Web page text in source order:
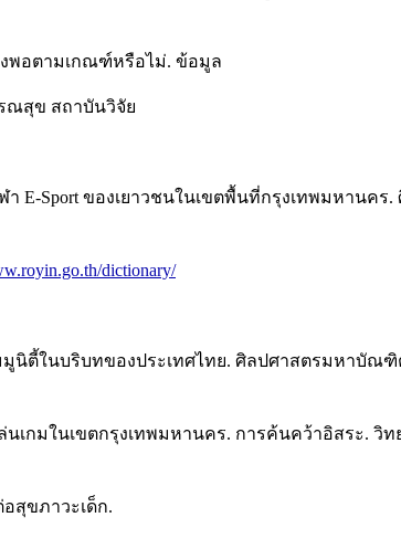
งพอตามเกณฑ์หรือไม่. ข้อมูล
ณสุข สถาบันวิจัย
า E-Sport ของเยาวชนในเขตพื้นที่กรุงเทพมหา
dictionary/
ตี้ในบริบทของประเทศไทย. ศิลปศาสตรมหาบัณ
เกมในเขตกรุงเทพมหานคร. การค้นคว้าอิสระ.
สุขภาวะเด็ก.